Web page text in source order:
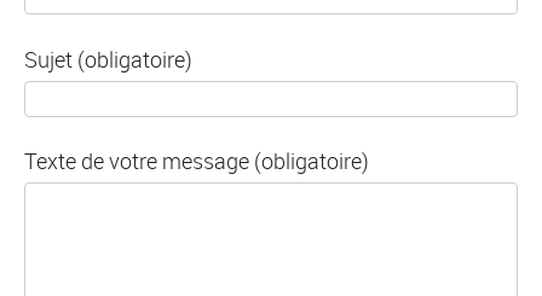
Sujet (obligatoire)
Texte de votre message (obligatoire)